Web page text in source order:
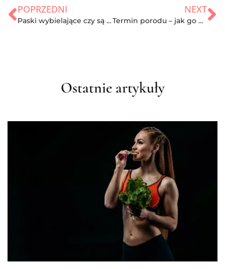
POPRZEDNI
Paski wybielające czy są naprawdę skuteczne? Sprawdzamy!
NEXT
Termin porodu – jak go obliczyć?
Ostatnie artykuły